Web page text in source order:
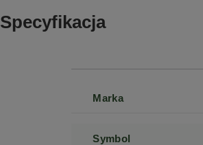
Specyfikacja
Marka
Symbol